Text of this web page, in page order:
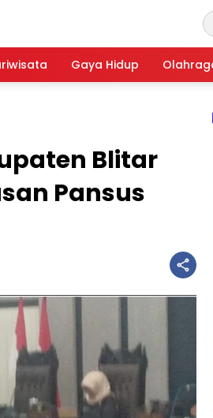
Gaya Hidup
Blitar
Pansus